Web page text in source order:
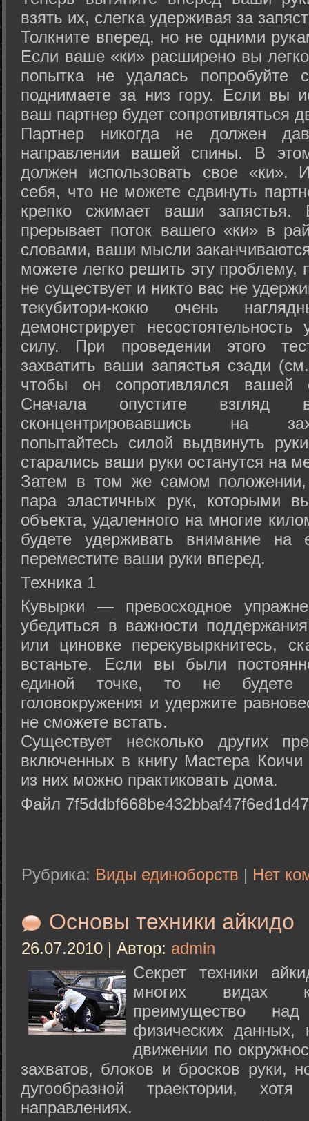
взять их, слегка удерживая за
Толкните вперед, но не одними
Если ваше «ки» расширено вы
попытка не удалась попробуйте
поднимаете за низ гору. Если вы
ваш партнер будет сопротивляться
Партнер никогда не должен
направлении вашей спины. В
должен использовать свое «ки».
себя, что не можете сдвинуть
крепко сжимает ваши запястья.
прерывает поток вашего «ки» в
словами, ваши мысли
можете легко решить эту проблему,
не существует и никто вас не
текубитори-кокю очень
демонстрирует
силу. При проведении этого
захватить ваши запястья сзади
чтобы он сопротивлялся вашей
Сначала опустите
сконцентрировавшись на
попытайтесь силой выдвинуть
старались ваши руки останутся на
Затем в том же самом положении,
пара эластичных рук, которыми
объекта, удаленного на многие
будете удерживать внимание на
переместите ваши руки вперед.
Техника 1
Кувырки — превосходное
убедиться в важности
или циновке перекувыркнитесь,
встаньте. Если вы были
единой точке, то не будете
головокружения и удержите
не сможете встать.
Существует несколько других
включенных в книгу Мастера
из них можно практиковать дома.
Файл
Рубрика: Виды единоборств | Нет
Основы техники айкидо
26.07.2010 | Автор: admin
Секрет техники
многих видах
преимущество
физических данных,
движении по
захватов, блоков и бросков руки,
дугообразной траектории,
направлениях.